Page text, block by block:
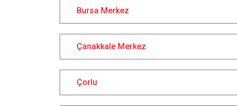
Bursa Merkez
Çanakkale Merkez
Çorlu